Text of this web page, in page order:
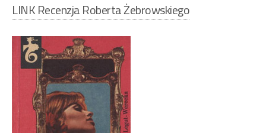
LINK Recenzja Roberta Żebrowskiego